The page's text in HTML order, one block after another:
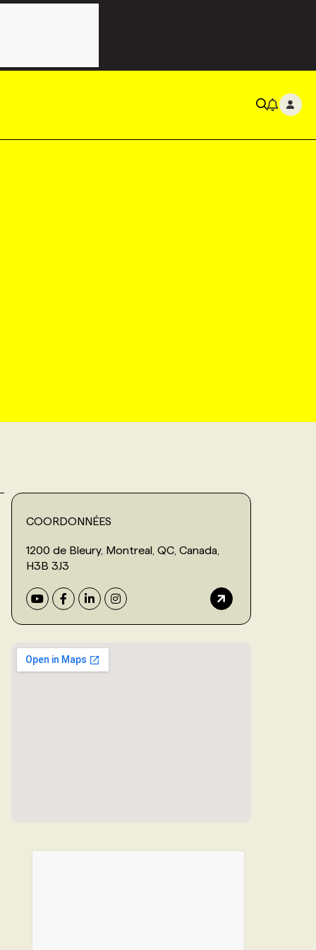
COORDONNÉES
1200 de Bleury, Montreal, QC, Canada,
H3B 3J3